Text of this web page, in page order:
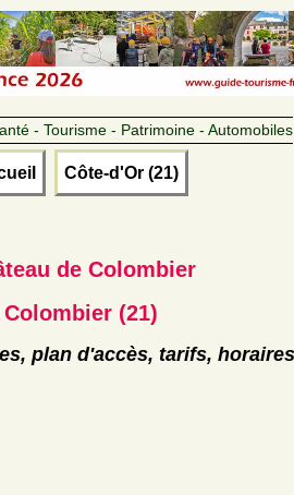
- Tourisme - Patrimoine - Automobiles
Côte-d'Or (21)
de Colombier
Colombier (21)
plan d'accès, tarifs, horaires